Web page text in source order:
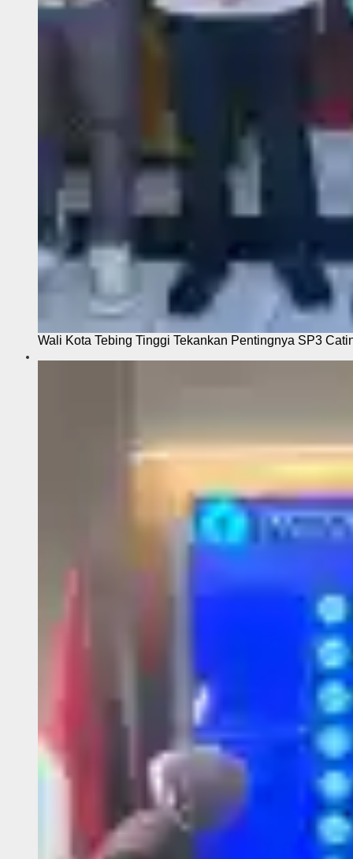
Wali Kota Tebing Tinggi Tekankan Pentingnya SP3